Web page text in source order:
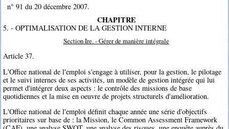
n° 91 du 20 décembre 2007.
CHAPITRE
5. - OPTIMALISATION DE LA GESTION INTERNE
Section Ire. - Gérer de manière intégrale
Article 37.
L'Office national de l'emploi s'engage à utiliser, pour la gestion, le pilotage
et le suivi internes de ses activités, un modèle de gestion intégrée qui lui
permet d'intégrer deux aspects : le contrôle des missions de base
quotidiennes et la mise en oeuvre de projets structurels d'amélioration.
L'Office national de l'emploi définit chaque année une série d'objectifs
prioritaires sur base de : la Mission, le Common Assessment Framework